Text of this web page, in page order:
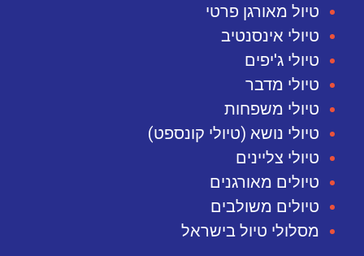
טיול מאורגן פרטי
טיולי אינסנטיב
טיולי ג'יפים
טיולי מדבר
טיולי משפחות
טיולי נושא (טיולי קונספט)
טיולי צליינים
טיולים מאורגנים
טיולים משולבים
מסלולי טיול בישראל